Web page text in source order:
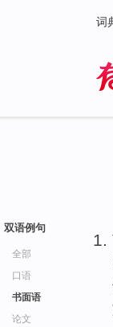
词
双语例句
全部
口语
书面语
论文